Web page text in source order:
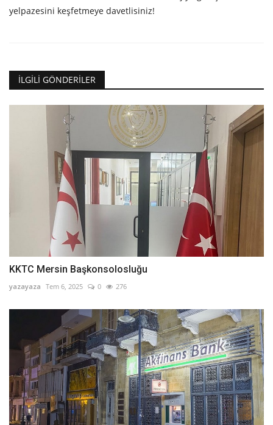
yelpazesini keşfetmeye davetlisiniz!
İLGILI GÖNDERILER
KKTC Mersin Başkonsolosluğu
yazayaza Tem 6, 2025 0 276